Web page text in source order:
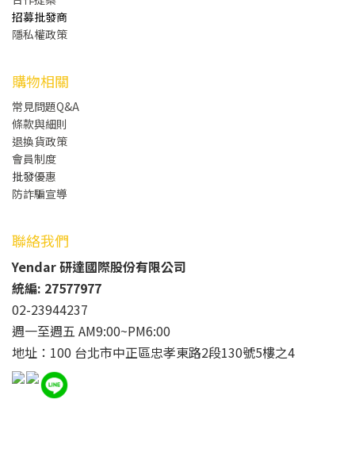
招募批發商
隱私權政策
購物相關
常見問題Q&A
條款與細則
退換貨政策
會員制度
批發優惠
防詐騙宣導
聯絡我們
Yendar 研達國際股份有限公司
統編: 27577977
02-23944237
週一至週五 AM9:00~PM6:00
地址：100 台北市中正區忠孝東路2段130號5樓之4